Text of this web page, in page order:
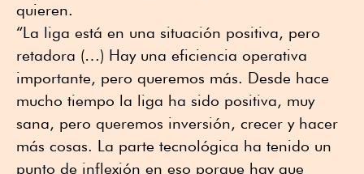
quieren.
“La liga está en una situación positiva, pero
retadora (…) Hay una eficiencia operativa
importante, pero queremos más. Desde hace
mucho tiempo la liga ha sido positiva, muy
sana, pero queremos inversión, crecer y hacer
más cosas. La parte tecnológica ha tenido un
punto de inflexión en eso porque hay que